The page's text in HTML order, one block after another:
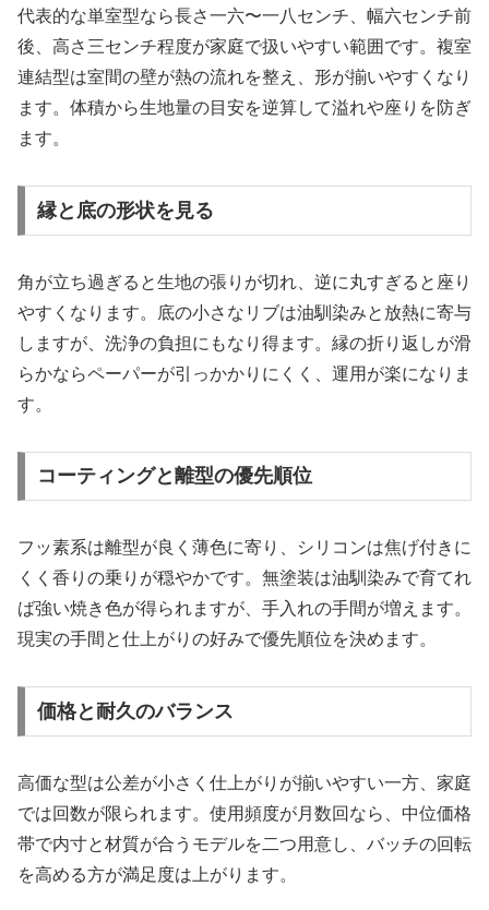
代表的な単室型なら長さ一六〜一八センチ、幅六センチ前
後、高さ三センチ程度が家庭で扱いやすい範囲です。複室
連結型は室間の壁が熱の流れを整え、形が揃いやすくなり
ます。体積から生地量の目安を逆算して溢れや座りを防ぎ
ます。
縁と底の形状を見る
角が立ち過ぎると生地の張りが切れ、逆に丸すぎると座り
やすくなります。底の小さなリブは油馴染みと放熱に寄与
しますが、洗浄の負担にもなり得ます。縁の折り返しが滑
らかならペーパーが引っかかりにくく、運用が楽になりま
す。
コーティングと離型の優先順位
フッ素系は離型が良く薄色に寄り、シリコンは焦げ付きに
くく香りの乗りが穏やかです。無塗装は油馴染みで育てれ
ば強い焼き色が得られますが、手入れの手間が増えます。
現実の手間と仕上がりの好みで優先順位を決めます。
価格と耐久のバランス
高価な型は公差が小さく仕上がりが揃いやすい一方、家庭
では回数が限られます。使用頻度が月数回なら、中位価格
帯で内寸と材質が合うモデルを二つ用意し、バッチの回転
を高める方が満足度は上がります。